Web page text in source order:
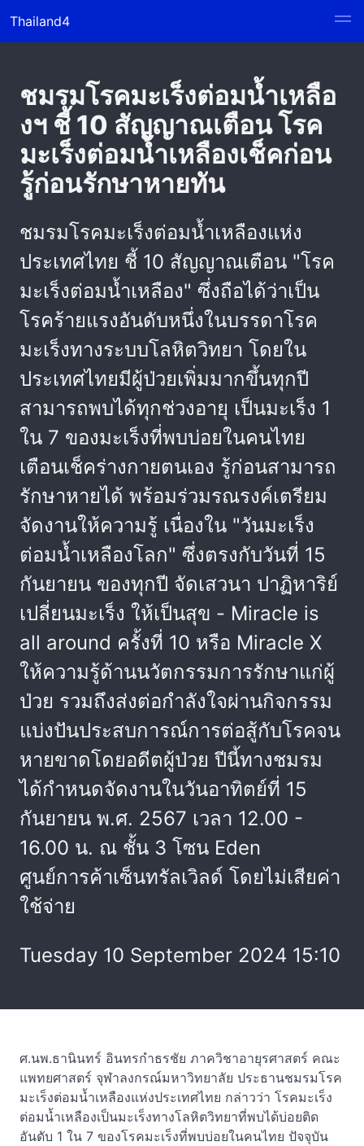
Thailand4
ชมรมโรคมะเร็งต่อมน้ำเหลือ
งฯ ชี้ 10 สัญญาณเตือน โรค
มะเร็งต่อมน้ำเหลืองเช็คก่อน
รู้ก่อนรักษาหายทัน
ชมรมโรคมะเร็งต่อมน้ำเหลืองแห่ง
ประเทศไทย ชี้ 10 สัญญาณเตือน "โรค
มะเร็งต่อมน้ำเหลือง" ซึ่งถือได้ว่าเป็น
โรคร้ายแรงอันดับหนึ่งในบรรดาโรค
มะเร็งทางระบบโลหิตวิทยา โดยใน
ประเทศไทยมีผู้ป่วยเพิ่มมากขึ้นทุกปี
สามารถพบได้ทุกช่วงอายุ เป็นมะเร็ง 1
ใน 7 ของมะเร็งที่พบบ่อยในคนไทย
เตือนเช็คร่างกายตนเอง รู้ก่อนสามารถ
รักษาหายได้ พร้อมร่วมรณรงค์เตรียม
จัดงานให้ความรู้ เนื่องใน "วันมะเร็ง
ต่อมน้ำเหลืองโลก" ซึ่งตรงกับวันที่ 15
กันยายน ของทุกปี จัดเสวนา ปาฏิหาริย์
เปลี่ยนมะเร็ง ให้เป็นสุข - Miracle is
all around ครั้งที่ 10 หรือ Miracle X
ให้ความรู้ด้านนวัตกรรมการรักษาแก่ผู้
ป่วย รวมถึงส่งต่อกำลังใจผ่านกิจกรรม
แบ่งปันประสบการณ์การต่อสู้กับโรคจน
หายขาดโดยอดีตผู้ป่วย ปีนี้ทางชมรม
ได้กำหนดจัดงานในวันอาทิตย์ที่ 15
กันยายน พ.ศ. 2567 เวลา 12.00 -
16.00 น. ณ ชั้น 3 โซน Eden
ศูนย์การค้าเซ็นทรัลเวิลด์ โดยไม่เสียค่า
ใช้จ่าย
Tuesday 10 September 2024 15:10
ศ.นพ.ธานินทร์ อินทรกำธรชัย ภาควิชาอายุรศาสตร์ คณะ
แพทยศาสตร์ จุฬาลงกรณ์มหาวิทยาลัย ประธานชมรมโรค
มะเร็งต่อมน้ำเหลืองแห่งประเทศไทย กล่าวว่า โรคมะเร็ง
ต่อมน้ำเหลืองเป็นมะเร็งทางโลหิตวิทยาที่พบได้บ่อยติด
อันดับ 1 ใน 7 ของโรคมะเร็งที่พบบ่อยในคนไทย ปัจจุบัน